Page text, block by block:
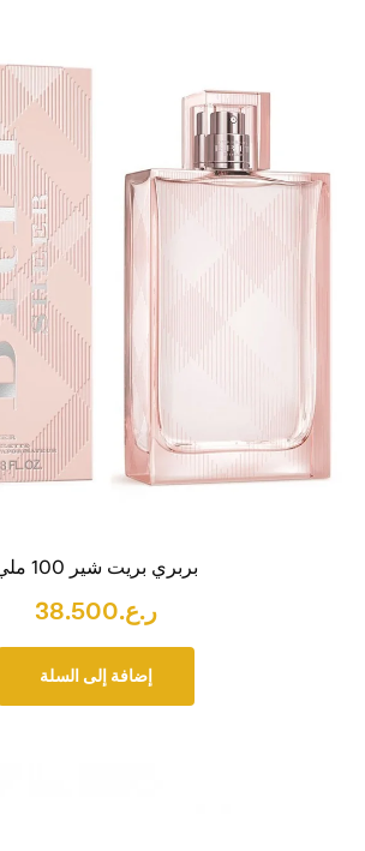
بربري بريت شير 100 ملي
ر.ع.38.500
إضافة إلى السلة